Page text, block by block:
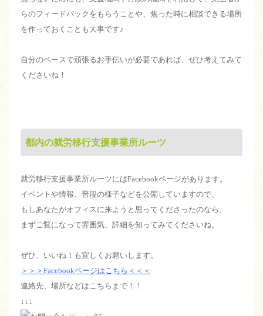
らのフィードバックをもらうことや、焦った時に相談できる場所
を作っておくことも大事です♪
自分のペースで頑張るお手伝いが必要であれば、ぜひ考えてみて
くださいね！
都内の就労移行支援事業所ルーツ
就労移行支援事業所ルーツにはFacebookページがあります。
イベントや情報、普段の様子などを公開していますので、
もしあなたがオフィスに来ようと思ってくださったのなら、
まずご覧になって雰囲気、詳細を知ってみてくださいね。
ぜひ、いいね！も宜しくお願いします。
＞＞＞Facebookページはこちら＜＜＜
連絡先、場所などはこちらまで！！
↓↓↓